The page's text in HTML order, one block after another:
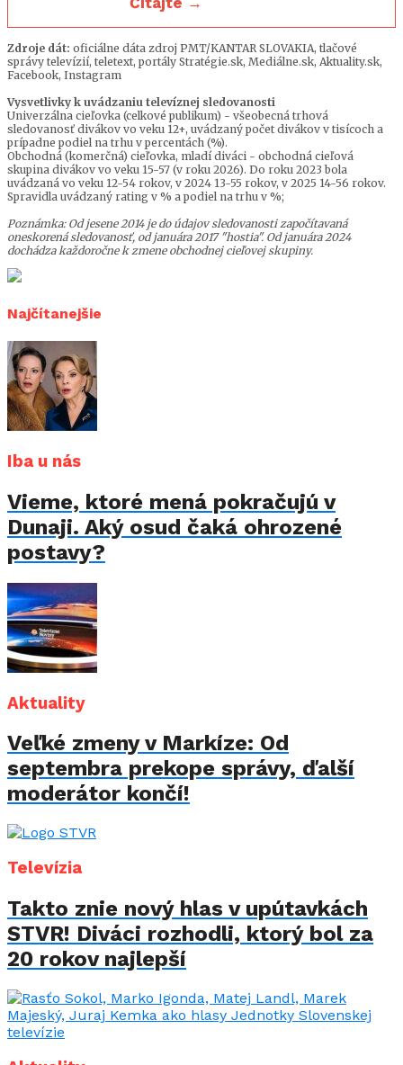
Zdroje dát: oficiálne dáta zdroj PMT/KANTAR SLOVAKIA, tlačové
správy televízií, teletext, portály Stratégie.sk, Mediálne.sk, Aktuality.sk,
Facebook, Instagram
Vysvetlivky k uvádzaniu televíznej sledovanosti
Univerzálna cieľovka (celkové publikum) - všeobecná trhová
sledovanosť divákov vo veku 12+, uvádzaný počet divákov v tisícoch a
prípadne podiel na trhu v percentách (%).
Obchodná (komerčná) cieľovka, mladí diváci - obchodná cieľová
skupina divákov vo veku 15-57 (v roku 2026). Do roku 2023 bola
uvádzaná vo veku 12-54 rokov, v 2024 13-55 rokov, v 2025 14-56 rokov.
Spravidla uvádzaný rating v % a podiel na trhu v %;
Poznámka: Od jesene 2014 je do údajov sledovanosti započítavaná
oneskorená sledovanosť, od januára 2017 "hostia". Od januára 2024
dochádza každoročne k zmene obchodnej cieľovej skupiny.
Najčítanejšie
Iba u nás
Vieme, ktoré mená pokračujú v
Dunaji. Aký osud čaká ohrozené
postavy?
Aktuality
Veľké zmeny v Markíze: Od
septembra prekope správy, ďalší
moderátor končí!
Televízia
Takto znie nový hlas v upútavkách
STVR! Diváci rozhodli, ktorý bol za
20 rokov najlepší